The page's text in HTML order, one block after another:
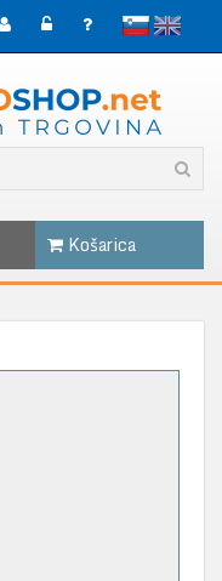
slovenskoEnglish
Košarica